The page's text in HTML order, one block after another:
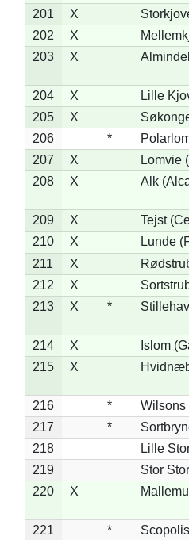
201
X
202
X
203
X
204 X
Lille
205
X
206
*
207
X
Lomvie
208
X Alk
209 X
Tejst
210
X
Lunde
211
X
212
X
213
X *
214 X
Islom
215
X
216 *
Wilsons
217
*
218
Lille
219
Stor
220
X
221 *